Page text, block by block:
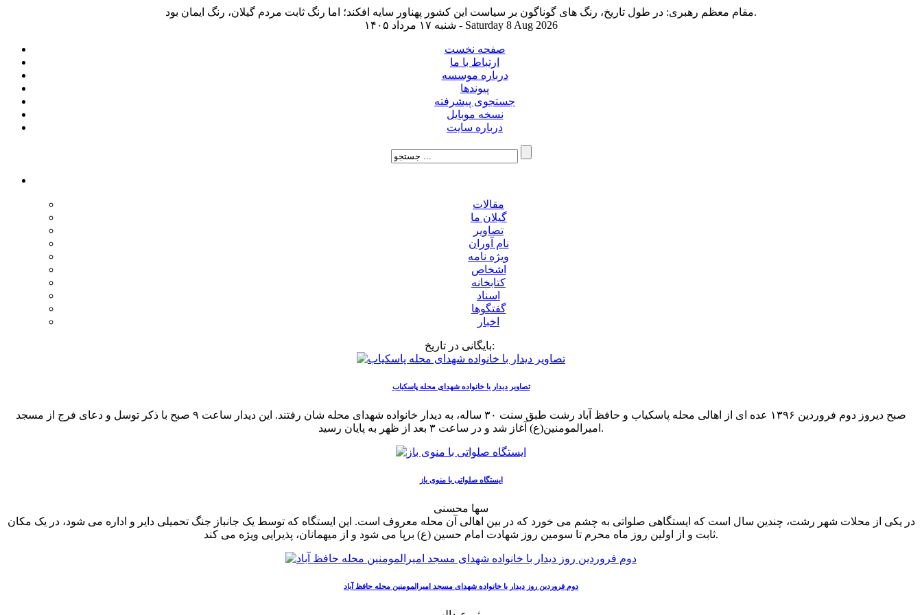
مقام معظم رهبری: در طول تاریخ، رنگ های گوناگون بر سیاست این کشور پهناور سایه افکند؛ اما رنگ ثابت مردم گیلان، رنگ ایمان بود.
شنبه ۱۷ مرداد ۱۴۰۵ - Saturday 8 Aug 2026
صفحه نخست
ارتباط با ما
درباره موسسه
پیوندها
جستجوی پیشرفته
نسخه موبایل
درباره سایت
مقالات
گیلان ما
تصاویر
نام آوران
ویژه نامه
اشخاص
کتابخانه
اسناد
گفتگوها
اخبار
بایگانی در تاریخ:
تصاویر دیدار با خانواده شهدای محله پاسکیاب
صبح دیروز دوم فروردین ۱۳۹۶ عده ای از اهالی محله پاسکیاب و حافظ آباد رشت طبق سنت ۳۰ ساله، به دیدار خانواده شهدای محله شان رفتند. این دیدار ساعت ۹ صبح با ذکر توسل و دعای فرج از مسجد
امیرالمومنین(ع) آغاز شد و در ساعت ۳ بعد از ظهر به پایان رسید.
ایستگاه صلواتی با منوی باز
سها محسنی
در یکی از محلات شهر رشت، چندین سال است که ایستگاهی صلواتی به چشم می خورد که در بین اهالی آن محله معروف است. این ایستگاه که توسط یک جانباز جنگ تحمیلی دایر و اداره می شود، در یک مکان
ثابت و از اولین روز ماه محرم تا سومین روز شهادت امام حسین (ع) برپا می شود و از میهمانان، پذیرایی ویژه می کند.
دوم فروردین روز دیدار با خانواده شهدای مسجد امیرالمومنین محله حافظ آباد